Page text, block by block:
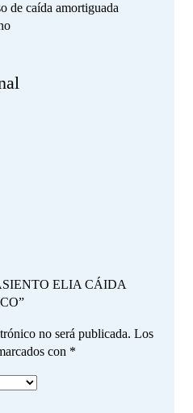
de caída amortiguada
ELIA CÁIDA
no será publicada. Los
con *